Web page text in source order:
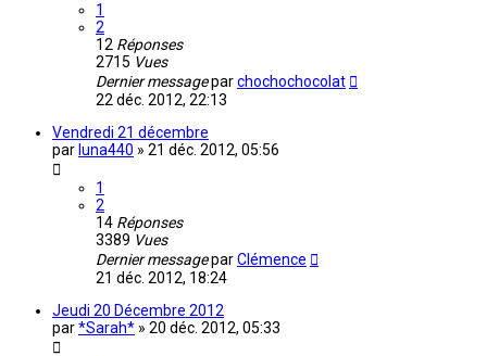
1
2
12 Réponses
2715 Vues
Dernier messageparchochochocolat
22 déc. 2012, 22:13
Vendredi 21 décembre
par luna440 » 21 déc. 2012, 05:56
1
2
14 Réponses
3389 Vues
Dernier messageparClémence
21 déc. 2012, 18:24
Jeudi 20 Décembre 2012
par*Sarah* » 20 déc. 2012, 05:33